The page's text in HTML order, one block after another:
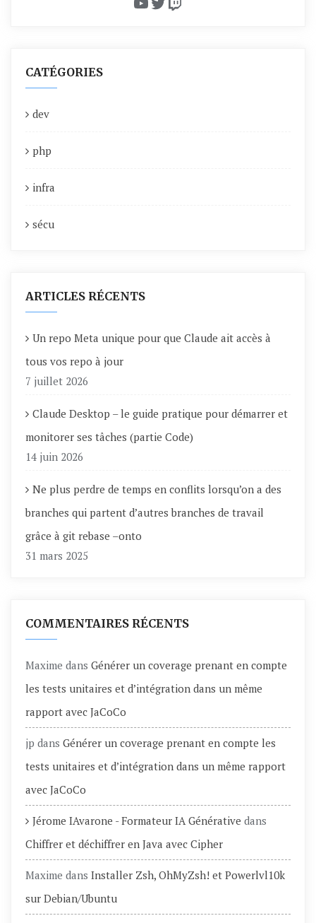
CATÉGORIES
dev
php
infra
sécu
ARTICLES RÉCENTS
Un repo Meta unique pour que Claude ait accès à
tous vos repo à jour
7 juillet 2026
Claude Desktop – le guide pratique pour démarrer et
monitorer ses tâches (partie Code)
14 juin 2026
Ne plus perdre de temps en conflits lorsqu’on a des
branches qui partent d’autres branches de travail
grâce à git rebase –onto
31 mars 2025
COMMENTAIRES RÉCENTS
Maxime dans Générer un coverage prenant en compte
les tests unitaires et d’intégration dans un même
rapport avec JaCoCo
jp dans Générer un coverage prenant en compte les
tests unitaires et d’intégration dans un même rapport
avec JaCoCo
Jérome IAvarone - Formateur IA Générative dans
Chiffrer et déchiffrer en Java avec Cipher
Maxime dans Installer Zsh, OhMyZsh! et Powerlvl10k
sur Debian/Ubuntu